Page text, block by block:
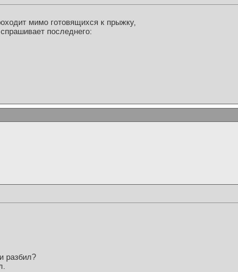
мимо готовящихся к прыжку,
последнего:
разбил?